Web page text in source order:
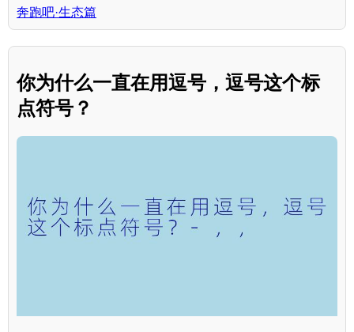
奔跑吧·生态篇
你为什么一直在用逗号，逗号这个标
点符号？